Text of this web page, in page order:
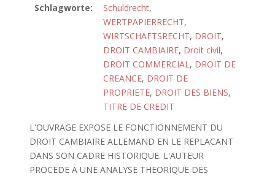
Schlagworte:
Schuldrecht,
WERTPAPIERRECHT,
WIRTSCHAFTSRECHT, DROIT,
DROIT CAMBIAIRE, Droit civil,
DROIT COMMERCIAL, DROIT DE
CREANCE, DROIT DE
PROPRIETE, DROIT DES BIENS,
TITRE DE CREDIT
L'OUVRAGE EXPOSE LE FONCTIONNEMENT DU
DROIT CAMBIAIRE ALLEMAND EN LE REPLACANT
DANS SON CADRE HISTORIQUE. L'AUTEUR
PROCEDE A UNE ANALYSE THEORIQUE DES